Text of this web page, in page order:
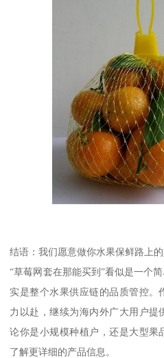
结语：我们愿意做你水果保鲜路上
“草莓网套在那能买到”看似是一个
实是整个水果供应链的品质管控。
力以赴，继续为海内外广大用户提
论你是小规模种植户，还是大型果
了解更详细的产品信息。